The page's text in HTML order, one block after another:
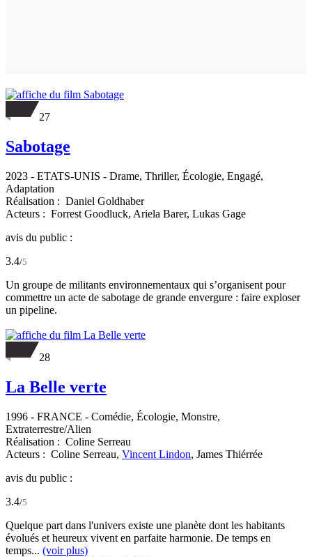
27
Sabotage
2023 - ETATS-UNIS - Drame, Thriller, Écologie, Engagé,
Adaptation
Réalisation : Daniel Goldhaber
Acteurs : Forrest Goodluck, Ariela Barer, Lukas Gage
avis du public :
3.4/5
Un groupe de militants environnementaux qui s’organisent pour
commettre un acte de sabotage de grande envergure : faire exploser
un pipeline.
28
La Belle verte
1996 - FRANCE - Comédie, Écologie, Monstre,
Extraterrestre/Alien
Réalisation : Coline Serreau
Acteurs : Coline Serreau, Vincent Lindon, James Thiérrée
avis du public :
3.4/5
Quelque part dans l'univers existe une planète dont les habitants
évolués et heureux vivent en parfaite harmonie. De temps en
temps... (voir plus)